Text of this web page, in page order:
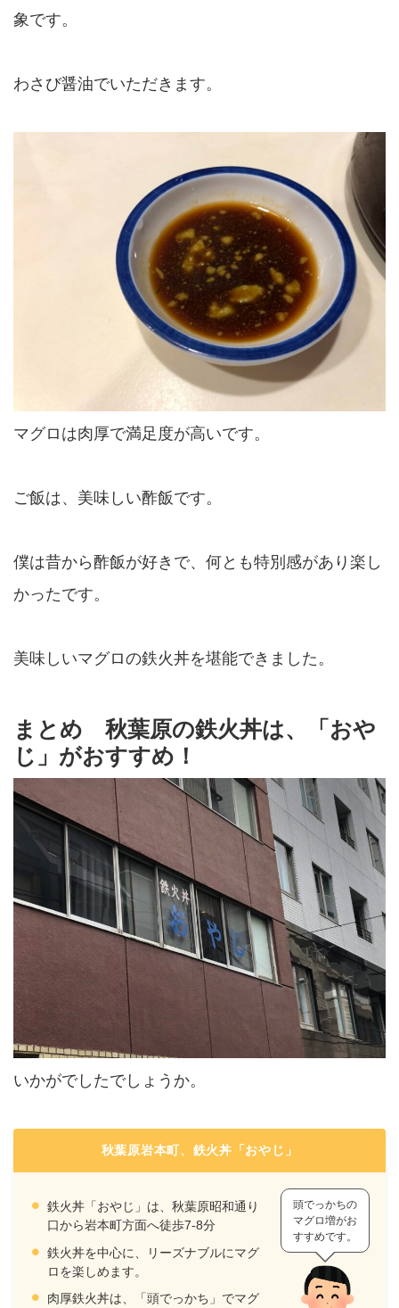
象です。
わさび醤油でいただきます。
マグロは肉厚で満足度が高いです。
ご飯は、美味しい酢飯です。
僕は昔から酢飯が好きで、何とも特別感があり楽し
かったです。
美味しいマグロの鉄火丼を堪能できました。
まとめ 秋葉原の鉄火丼は、「おや
じ」がおすすめ！
いかがでしたでしょうか。
秋葉原岩本町、鉄火丼「おやじ」
鉄火丼「おやじ」は、秋葉原昭和通り
口から岩本町方面へ徒歩7-8分
鉄火丼を中心に、リーズナブルにマグ
ロを楽しめます。
肉厚鉄火丼は、「頭でっかち」でマグ
頭でっかちの
マグロ増がお
すすめです。